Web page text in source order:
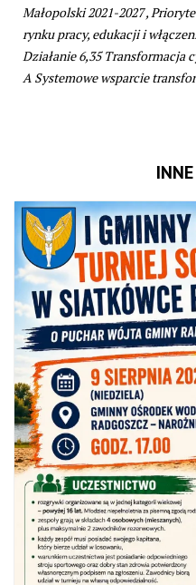
Małopolski 2021-2027 ,
rynku pracy, edukacji i
Działanie 6,35 Transformacja
A Systemowe wsparcie